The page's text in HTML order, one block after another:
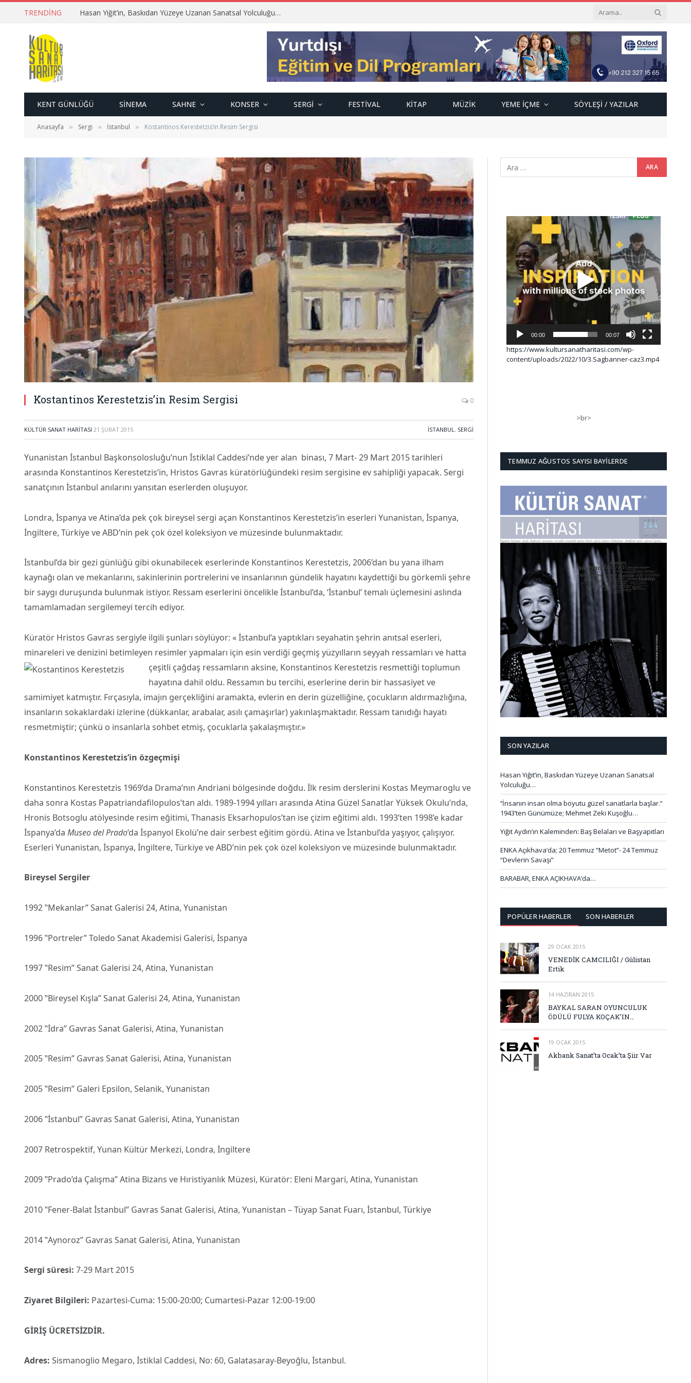
TRENDING Hasan Yiğit’in, Baskıdan Yüzeye Uzanan Sanatsal Yolculuğu…
KENT GÜNLÜĞÜ SINEMA SAHNE KONSER SERGI FESTIVAL KITAP MÜZIK YEME İÇME SÖYLEŞI / YAZILAR
Anasayfa » Sergi » İstanbul » Kostantinos Kerestetzis’in Resim Sergisi
Kostantinos Kerestetzis’in Resim Sergisi 0
KÜLTÜR SANAT HARITASI 21 ŞUBAT 2015 İSTANBUL, SERGI
Yunanistan İstanbul Başkonsolosluğu’nun İstiklal Caddesi’nde yer alan binası, 7 Mart- 29 Mart 2015 tarihleri
arasında Konstantinos Kerestetzis’in, Hristos Gavras küratörlüğündeki resim sergisine ev sahipliği yapacak. Sergi
sanatçının İstanbul anılarını yansıtan eserlerden oluşuyor.
Londra, İspanya ve Atina’da pek çok bireysel sergi açan Konstantinos Kerestetzis’in eserleri Yunanistan, İspanya,
İngiltere, Türkiye ve ABD’nin pek çok özel koleksiyon ve müzesinde bulunmaktadır.
İstanbul’da bir gezi günlüğü gibi okunabilecek eserlerinde Konstantinos Kerestetzis, 2006’dan bu yana ilham
kaynağı olan ve mekanlarını, sakinlerinin portrelerini ve insanlarının gündelik hayatını kaydettiği bu görkemli şehre
bir saygı duruşunda bulunmak istiyor. Ressam eserlerini öncelikle İstanbul’da, ‘İstanbul’ temalı üçlemesini aslında
tamamlamadan sergilemeyi tercih ediyor.
Küratör Hristos Gavras sergiyle ilgili şunları söylüyor: « İstanbul’a yaptıkları seyahatin şehrin anıtsal eserleri,
minareleri ve denizini betimleyen resimler yapmaları için esin verdiği geçmiş yüzyılların seyyah ressamları ve hatta
çeşitli çağdaş ressamların aksine, Konstantinos Kerestetzis resmettiği toplumun
hayatına dahil oldu. Ressamın bu tercihi, eserlerine derin bir hassasiyet ve
samimiyet katmıştır. Fırçasıyla, imajın gerçekliğini aramakta, evlerin en derin güzelliğine, çocukların aldırmazlığına,
insanların sokaklardaki izlerine (dükkanlar, arabalar, asılı çamaşırlar) yakınlaşmaktadır. Ressam tanıdığı hayatı
resmetmiştir; çünkü o insanlarla sohbet etmiş, çocuklarla şakalaşmıştır.»
Konstantinos Kerestetzis’in özgeçmişi
Konstantinos Kerestetzis 1969’da Drama’nın Andriani bölgesinde doğdu. İlk resim derslerini Kostas Meymaroglu ve
daha sonra Kostas Papatriandafilopulos’tan aldı. 1989-1994yılları arasında Atina Güzel Sanatlar Yüksek Okulu’nda,
Hronis Botsoglu atölyesinde resim eğitimi, Thanasis Eksarhopulos’tan ise çizim eğitimi aldı. 1993’ten 1998’e kadar
İspanya’da Museo del Prado’da İspanyol Ekolü’ne dair serbest eğitim gördü. Atina ve İstanbul’da yaşıyor, çalışıyor.
Eserleri Yunanistan, İspanya, İngiltere, Türkiye ve ABD’nin pek çok özel koleksiyon ve müzesinde bulunmaktadır.
Bireysel Sergiler
1992 ‟Mekanlar” Sanat Galerisi 24, Atina, Yunanistan
1996 ‟Portreler” Toledo Sanat Akademisi Galerisi, İspanya
1997 ‟Resim” Sanat Galerisi 24, Atina, Yunanistan
2000 ‟Bireysel Kışla” Sanat Galerisi 24, Atina, Yunanistan
2002 ‟İdra” Gavras Sanat Galerisi, Atina, Yunanistan
2005 ‟Resim” Gavras Sanat Galerisi, Atina, Yunanistan
2005 ‟Resim” Galeri Epsilon, Selanik, Yunanistan
2006 ‟İstanbul” Gavras Sanat Galerisi, Atina, Yunanistan
2007 Retrospektif, Yunan Kültür Merkezi, Londra, İngiltere
2009 ‟Prado’da Çalışma” Atina Bizans ve Hıristiyanlık Müzesi, Küratör: Eleni Margari, Atina, Yunanistan
2010 ‟Fener-Balat İstanbul” Gavras Sanat Galerisi, Atina, Yunanistan – Tüyap Sanat Fuarı, İstanbul, Türkiye
2014 ‟Aynoroz” Gavras Sanat Galerisi, Atina, Yunanistan
Sergi süresi: 7-29 Mart 2015
Ziyaret Bilgileri: Pazartesi-Cuma: 15:00-20:00; Cumartesi-Pazar 12:00-19:00
GİRİŞ ÜCRETSİZDİR.
Adres: Sismanoglio Megaro, İstiklal Caddesi, No: 60, Galatasaray-Beyoğlu, İstanbul.
Video
oynatıcı
00:00 00:07
https://www.kultursanatharitasi.com/wp-
content/uploads/2022/10/3.Sagbanner-caz3.mp4
>br>
TEMMUZ AĞUSTOS SAYISI BAYILERDE
SON YAZILAR
Hasan Yiğit’in, Baskıdan Yüzeye Uzanan Sanatsal
Yolculuğu…
‘’İnsanın insan olma boyutu güzel sanatlarla başlar.’’
1943’ten Günümüze; Mehmet Zeki Kuşoğlu…
Yiğit Aydın’ın Kaleminden: Baş Belaları ve Başyapıtları
ENKA Açıkhava’da; 20 Temmuz “Metot”- 24 Temmuz
“Devlerin Savaşı”
BARABAR, ENKA AÇIKHAVA’da…
POPÜLER HABERLER SON HABERLER
29 OCAK 2015
VENEDİK CAMCILIĞI / Gülistan
Ertik
14 HAZIRAN 2015
BAYKAL SARAN OYUNCULUK
ÖDÜLÜ FULYA KOÇAK’IN…
19 OCAK 2015
Akbank Sanat’ta Ocak’ta Şiir Var